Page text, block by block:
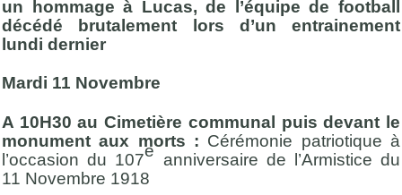
un hommage à Lucas, de l’équipe de football
décédé brutalement lors d’un entrainement
lundi dernier
Mardi 11 Novembre
A 10H30 au Cimetière communal puis devant le
monument aux morts : Cérémonie patriotique à
l’occasion du 107e anniversaire de l’Armistice du
11 Novembre 1918